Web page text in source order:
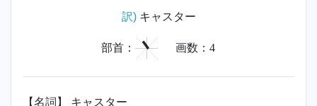
訳)キャスター
部首： 丶 画数： 4
【名詞】 キャスター